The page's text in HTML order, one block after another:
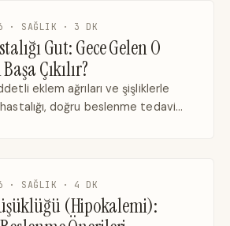
· SAĞLIK · 3 DK
Gut: Gece Gelen O
Çıkılır?
eklem ağrıları ve şişliklerle
doğru beslenme tedavi…
· SAĞLIK · 4 DK
(Hipokalemi):